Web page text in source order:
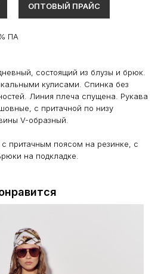
ОПТОВЫЙ ПРАЙС
ПА
состоящий из блузы и брюк.
кулисами. Спинка без
Линия плеча спущена. Рукава
с притачной по низу
V-образный.
притачным поясом на резинке, с
на подкладке.